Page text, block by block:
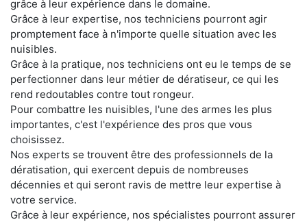
grâce à leur expérience dans le domaine.
Grâce à leur expertise, nos techniciens pourront agir
promptement face à n'importe quelle situation avec les
nuisibles.
Grâce à la pratique, nos techniciens ont eu le temps de se
perfectionner dans leur métier de dératiseur, ce qui les
rend redoutables contre tout rongeur.
Pour combattre les nuisibles, l'une des armes les plus
importantes, c'est l'expérience des pros que vous
choisissez.
Nos experts se trouvent être des professionnels de la
dératisation, qui exercent depuis de nombreuses
décennies et qui seront ravis de mettre leur expertise à
votre service.
Grâce à leur expérience, nos spécialistes pourront assurer